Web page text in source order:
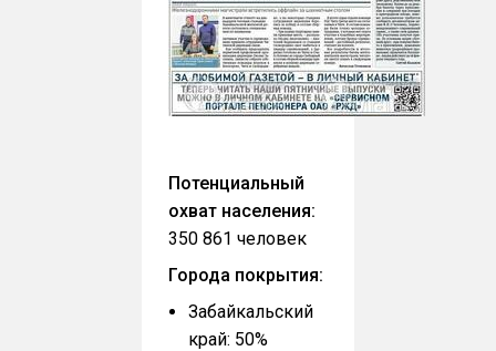
Потенциальный
охват населения:
350 861 человек
Города покрытия:
Забайкальский
край: 50%